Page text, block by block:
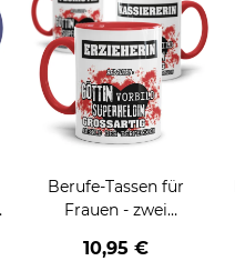
Berufe-Tassen für
Frauen - zwei
10,95 €